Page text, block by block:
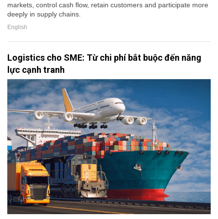
markets, control cash flow, retain customers and participate more
deeply in supply chains.
English
Logistics cho SME: Từ chi phí bắt buộc đến năng
lực cạnh tranh